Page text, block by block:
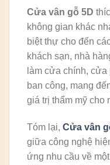
Cửa vân gỗ 5D
không gian khác
biệt thự cho đến
khách sạn, nhà
làm cửa chính,
ban công, mang
giá trị thẩm mỹ cho
Tóm lại, Cửa vân
giữa công nghệ
ứng nhu cầu về